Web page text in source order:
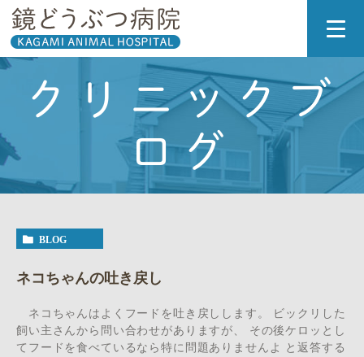
クリニックブ
ログ
BLOG
ネコちゃんの吐き戻し
ネコちゃんはよくフードを吐き戻しします。 ビックリした
飼い主さんから問い合わせがありますが、 その後ケロッとし
てフードを食べているなら特に問題ありませんよ と返答する